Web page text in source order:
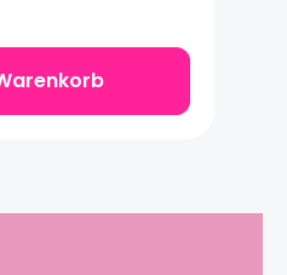
oder für einen
über eine
gestepptem
schwarz-
20 x 14 x 6 cm